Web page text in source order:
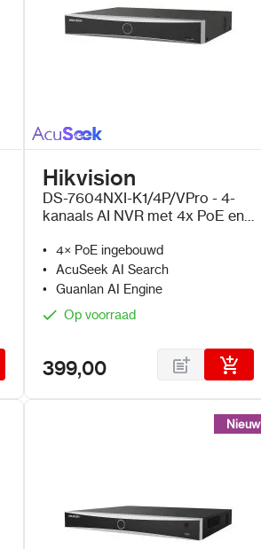
Hikvision
DS-7604NXI-K1/4P/VPro - 4-
kanaals AI NVR met 4x PoE en
4× PoE ingebouwd
AcuSeek AI Search
Guanlan AI Engine
Op voorraad
399,00
Nieuw
Nieuw